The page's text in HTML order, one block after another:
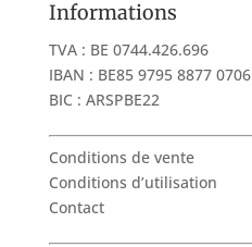
Informations
TVA : BE 0744.426.696
IBAN : BE85 9795 8877 0706
BIC : ARSPBE22
Conditions de vente
Conditions d’utilisation
Contact